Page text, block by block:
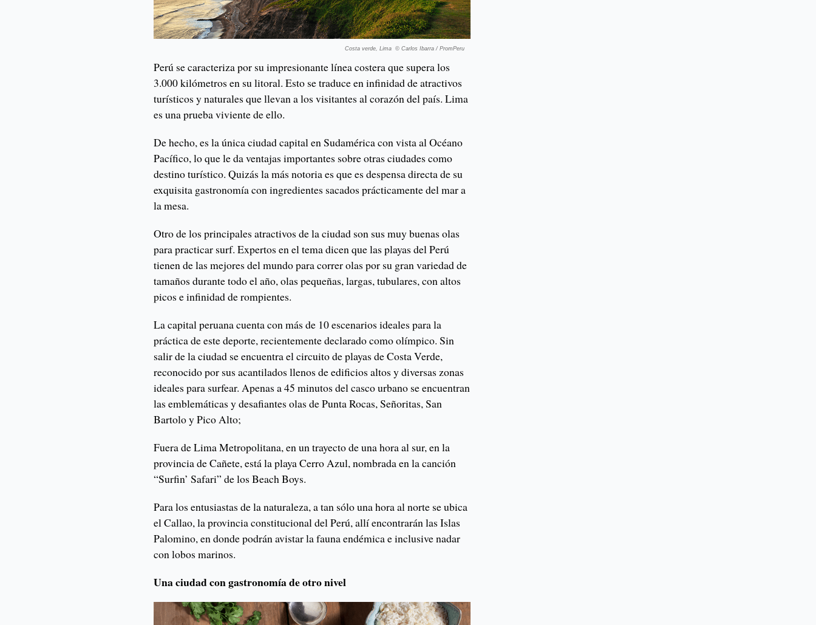
Costa verde, Lima © Carlos Ibarra / PromPeru
Perú se caracteriza por su impresionante línea costera que supera los
3.000 kilómetros en su litoral. Esto se traduce en infinidad de atractivos
turísticos y naturales que llevan a los visitantes al corazón del país. Lima
es una prueba viviente de ello.
De hecho, es la única ciudad capital en Sudamérica con vista al Océano
Pacífico, lo que le da ventajas importantes sobre otras ciudades como
destino turístico. Quizás la más notoria es que es despensa directa de su
exquisita gastronomía con ingredientes sacados prácticamente del mar a
la mesa.
Otro de los principales atractivos de la ciudad son sus muy buenas olas
para practicar surf. Expertos en el tema dicen que las playas del Perú
tienen de las mejores del mundo para correr olas por su gran variedad de
tamaños durante todo el año, olas pequeñas, largas, tubulares, con altos
picos e infinidad de rompientes.
La capital peruana cuenta con más de 10 escenarios ideales para la
práctica de este deporte, recientemente declarado como olímpico. Sin
salir de la ciudad se encuentra el circuito de playas de Costa Verde,
reconocido por sus acantilados llenos de edificios altos y diversas zonas
ideales para surfear. Apenas a 45 minutos del casco urbano se encuentran
las emblemáticas y desafiantes olas de Punta Rocas, Señoritas, San
Bartolo y Pico Alto;
Fuera de Lima Metropolitana, en un trayecto de una hora al sur, en la
provincia de Cañete, está la playa Cerro Azul, nombrada en la canción
“Surfin’ Safari” de los Beach Boys.
Para los entusiastas de la naturaleza, a tan sólo una hora al norte se ubica
el Callao, la provincia constitucional del Perú, allí encontrarán las Islas
Palomino, en donde podrán avistar la fauna endémica e inclusive nadar
con lobos marinos.
Una ciudad con gastronomía de otro nivel